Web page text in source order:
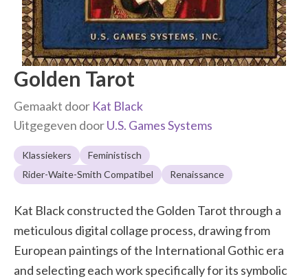
Golden Tarot
Gemaakt door Kat Black
Uitgegeven doorU.S. Games Systems
Klassiekers
Feministisch
Rider-Waite-Smith Compatibel
Renaissance
Kat Black constructed the Golden Tarot through a
meticulous digital collage process, drawing from
European paintings of the International Gothic era
and selecting each work specifically for its symbolic